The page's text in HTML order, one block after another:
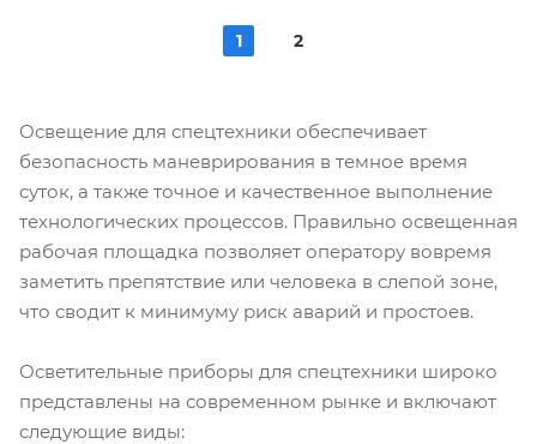
1 2
Освещение для спецтехники обеспечивает
безопасность маневрирования в темное время
суток, а также точное и качественное выполнение
технологических процессов. Правильно освещенная
рабочая площадка позволяет оператору вовремя
заметить препятствие или человека в слепой зоне,
что сводит к минимуму риск аварий и простоев.
Осветительные приборы для спецтехники широко
представлены на современном рынке и включают
следующие виды: